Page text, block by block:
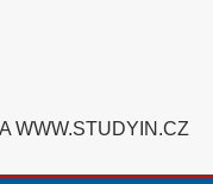
WWW.STUDYIN.CZ